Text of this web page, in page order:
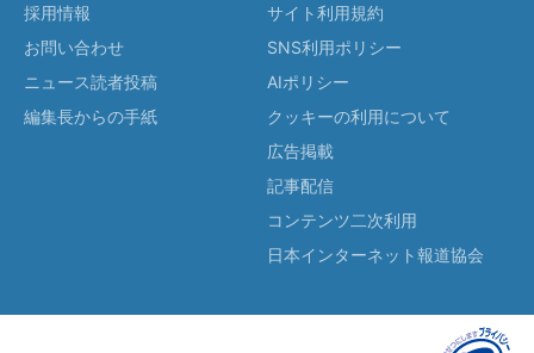
採用情報
お問い合わせ
ニュース読者投稿
編集長からの手紙
サイト利用規約
SNS利用ポリシー
AIポリシー
クッキーの利用について
広告掲載
記事配信
コンテンツ二次利用
日本インターネット報道協会